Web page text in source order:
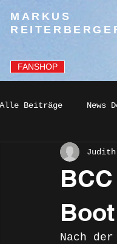
MARKUS
FANSHOP
Alle Beiträge News
Boot
Nach